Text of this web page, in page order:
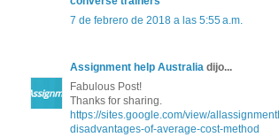
7 de febrero de 2018 a las 5:55 a.m.
Assignment help Australia dijo...
Fabulous Post!
Thanks for sharing.
https://sites.google.com/view/
disadvantages-of-average-cost-method